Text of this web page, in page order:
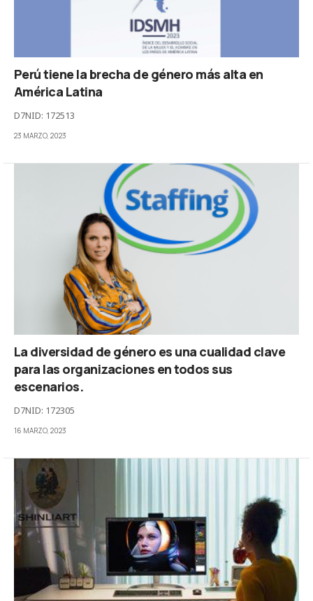
Perú tiene la brecha de género más alta en
América Latina
D7NID: 172513
23 MARZO, 2023
La diversidad de género es una cualidad clave
para las organizaciones en todos sus
escenarios.
D7NID: 172305
16 MARZO, 2023